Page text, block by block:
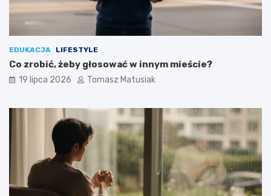
EDUKACJA LIFESTYLE
Co zrobić, żeby głosować w innym mieście?
19 lipca 2026 Tomasz Matusiak